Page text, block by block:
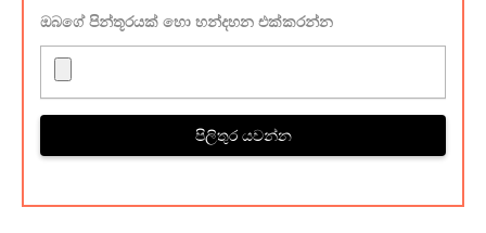
ඔබගේ පින්තූරයක් හො හන්දහන එක්කරන්න
පිලිතුර යවන්න